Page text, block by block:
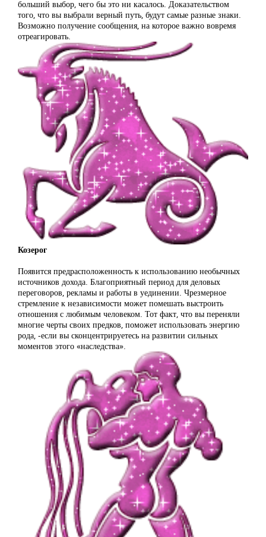
больший выбор, чего бы это ни касалось. Доказательством
того, что вы выбрали верный путь, будут самые разные знаки.
Возможно получение сообщения, на которое важно вовремя
отреагировать.
Козерог
Появится предрасположенность к использованию необычных
источников дохода. Благоприятный период для деловых
переговоров, рекламы и работы в уединении. Чрезмерное
стремление к независимости может помешать выстроить
отношения с любимым человеком. Тот факт, что вы переняли
многие черты своих предков, поможет использовать энергию
рода, -если вы сконцентрируетесь на развитии сильных
моментов этого «наследства».